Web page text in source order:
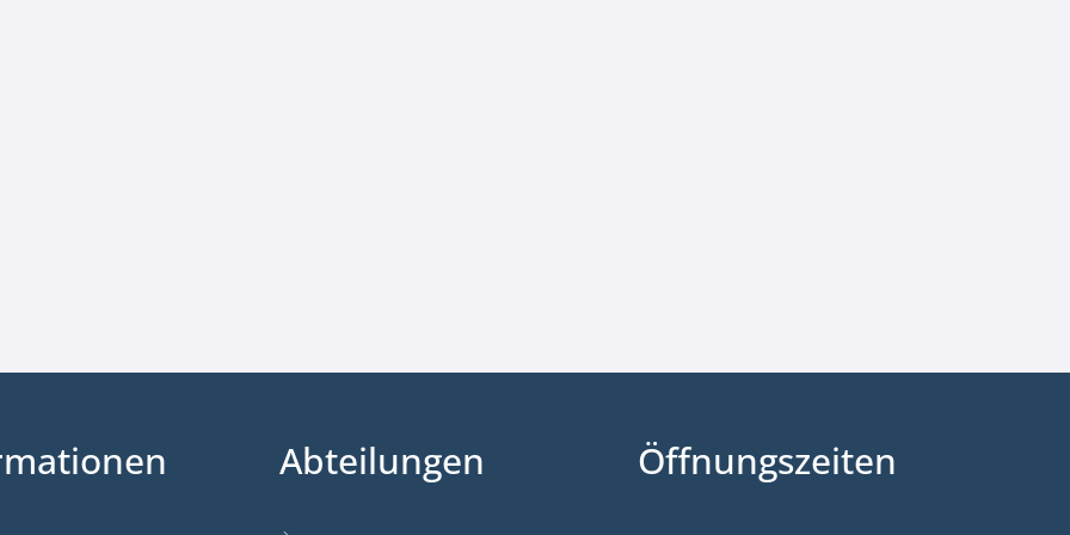
Abteilungen Öffnungszeiten